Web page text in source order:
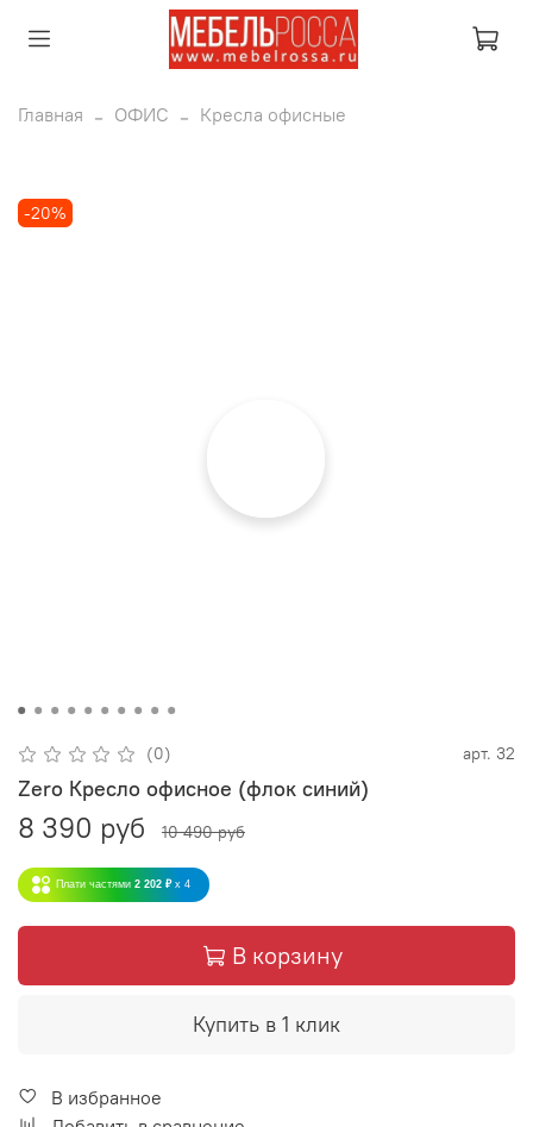
Главная ОФИС Кресла офисные
-20%
(0) арт. 32
Zero Кресло офисное (флок синий)
8 390 руб 10 490 руб
Плати частями 2 202 ₽ x 4
В корзину
Купить в 1 клик
В избранное